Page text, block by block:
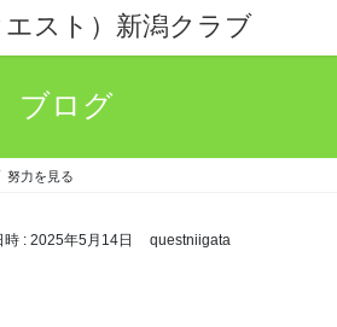
エスト）新潟クラブ
ブログ
努力を見る
時 : 2025年5月14日 questniigata